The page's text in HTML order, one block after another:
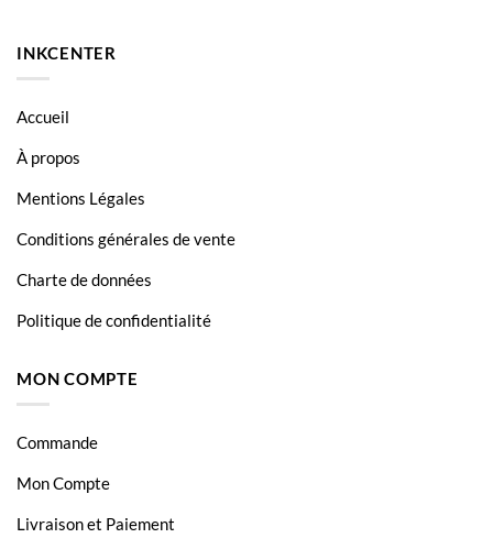
INKCENTER
Accueil
À propos
Mentions Légales
Conditions générales de vente
Charte de données
Politique de confidentialité
MON COMPTE
Commande
Mon Compte
Livraison et Paiement